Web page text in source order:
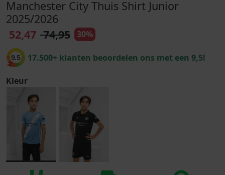
Manchester City Thuis Shirt Junior
2025/2026
52,47 74,95 30%
9.5 17.500+ klanten beoordelen ons met een 9,5!
Kleur